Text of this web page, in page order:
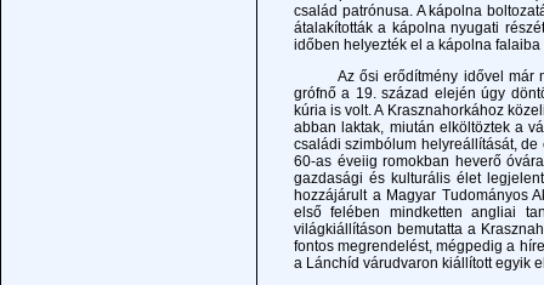
család patrónusa. A kápolna
átalakították a kápolna nyugati
időben helyezték el a kápolna
Az ősi erődítmény idővel már
grófnő a 19. század elején úgy
kúria is volt. A Krasznahorkához
abban laktak, miután elköltöztek a
családi szimbólum helyreállítását,
60-as éveiig romokban heverő
gazdasági és kulturális élet
hozzájárult a Magyar Tudományos
első felében mindketten angliai
világkiállításon bemutatta a
fontos megrendelést, mégpedig a
a Lánchíd várudvaron kiállított egyik